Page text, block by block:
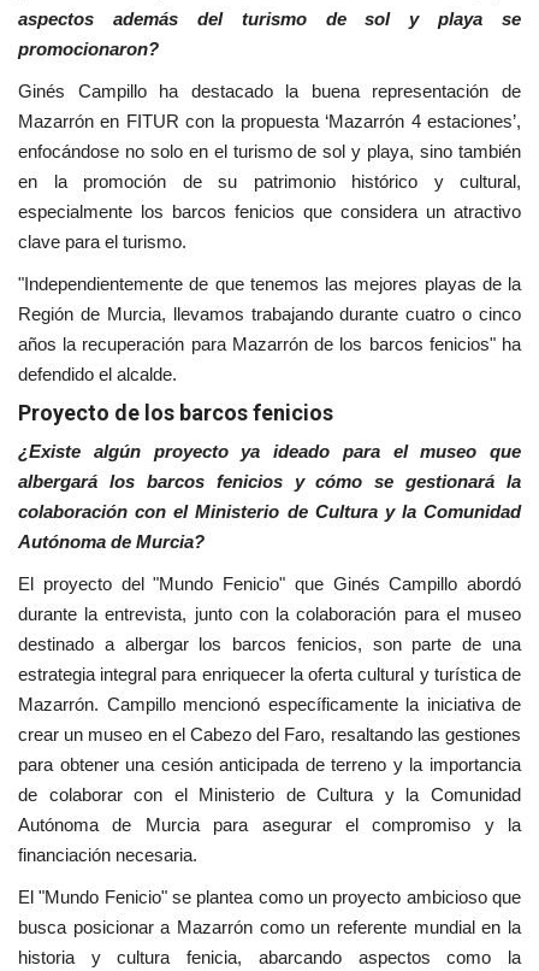
aspectos además del turismo de sol y playa se
promocionaron?
Ginés Campillo ha destacado la buena representación de
Mazarrón en FITUR con la propuesta ‘Mazarrón 4 estaciones’,
enfocándose no solo en el turismo de sol y playa, sino también
en la promoción de su patrimonio histórico y cultural,
especialmente los barcos fenicios que considera un atractivo
clave para el turismo.
"Independientemente de que tenemos las mejores playas de la
Región de Murcia, llevamos trabajando durante cuatro o cinco
años la recuperación para Mazarrón de los barcos fenicios" ha
defendido el alcalde.
Proyecto de los barcos fenicios
¿Existe algún proyecto ya ideado para el museo que
albergará los barcos fenicios y cómo se gestionará la
colaboración con el Ministerio de Cultura y la Comunidad
Autónoma de Murcia?
El proyecto del "Mundo Fenicio" que Ginés Campillo abordó
durante la entrevista, junto con la colaboración para el museo
destinado a albergar los barcos fenicios, son parte de una
estrategia integral para enriquecer la oferta cultural y turística de
Mazarrón. Campillo mencionó específicamente la iniciativa de
crear un museo en el Cabezo del Faro, resaltando las gestiones
para obtener una cesión anticipada de terreno y la importancia
de colaborar con el Ministerio de Cultura y la Comunidad
Autónoma de Murcia para asegurar el compromiso y la
financiación necesaria.
El "Mundo Fenicio" se plantea como un proyecto ambicioso que
busca posicionar a Mazarrón como un referente mundial en la
historia y cultura fenicia, abarcando aspectos como la